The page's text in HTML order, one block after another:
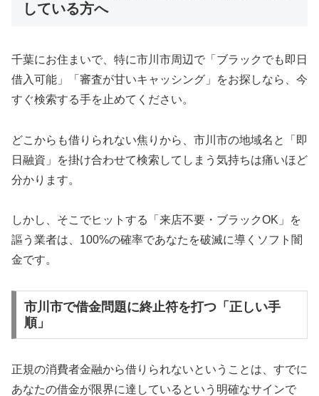
している方へ
千葉にお住まいで、特に市川市周辺で「ブラックでも即日
借入可能」「審査が甘いキャッシング」をお探しなら、今
すぐ検索する手を止めてください。
どこからも借りられない焦りから、市川市の地域名と「即
日融資」を掛け合わせて検索してしまう気持ちは痛いほど
分かります。
しかし、そこでヒットする「来店不要・ブラックOK」を
謳う業者は、100%の確率であなたを破滅に導くソフト闇
金です。
市川市で借金問題に終止符を打つ「正しい手
順」
正規の消費者金融から借りられないということは、すでに
あなたの借金が限界に達しているという明確なサインで